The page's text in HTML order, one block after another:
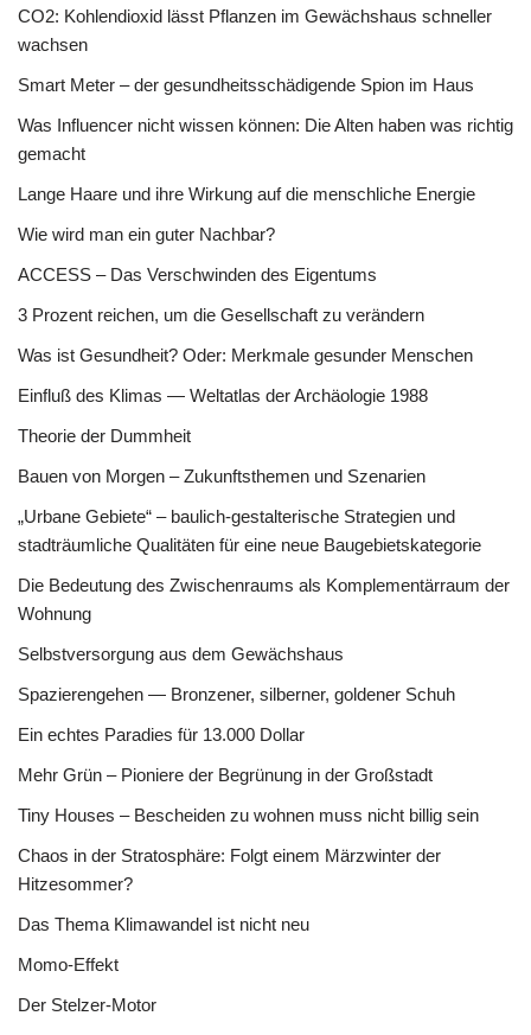
CO2: Kohlendioxid lässt Pflanzen im Gewächshaus schneller
wachsen
Smart Meter – der gesundheitsschädigende Spion im Haus
Was Influencer nicht wissen können: Die Alten haben was richtig
gemacht
Lange Haare und ihre Wirkung auf die menschliche Energie
Wie wird man ein guter Nachbar?
ACCESS – Das Verschwinden des Eigentums
3 Prozent reichen, um die Gesellschaft zu verändern
Was ist Gesundheit? Oder: Merkmale gesunder Menschen
Einfluß des Klimas — Weltatlas der Archäologie 1988
Theorie der Dummheit
Bauen von Morgen – Zukunftsthemen und Szenarien
„Urbane Gebiete“ – baulich-gestalterische Strategien und
stadträumliche Qualitäten für eine neue Baugebietskategorie
Die Bedeutung des Zwischenraums als Komplementärraum der
Wohnung
Selbstversorgung aus dem Gewächshaus
Spazierengehen — Bronzener, silberner, goldener Schuh
Ein echtes Paradies für 13.000 Dollar
Mehr Grün – Pioniere der Begrünung in der Großstadt
Tiny Houses – Bescheiden zu wohnen muss nicht billig sein
Chaos in der Stratosphäre: Folgt einem Märzwinter der
Hitzesommer?
Das Thema Klimawandel ist nicht neu
Momo-Effekt
Der Stelzer-Motor